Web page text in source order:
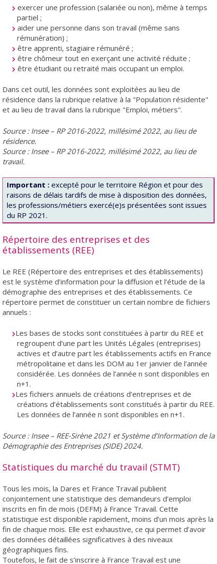
exercer une profession (salariée ou non), même à temps
partiel ;
aider une personne dans son travail (même sans
rémunération) ;
être apprenti, stagiaire rémunéré ;
être chômeur tout en exerçant une activité réduite ;
être étudiant ou retraité mais occupant un emploi.
Dans cet outil, les données sont exploitées au lieu de
résidence dans la rubrique relative à la "Population résidente"
et au lieu de travail dans la rubrique "Emploi, métiers".
Source : Insee – RP 2016-2022, millésimé 2022, au lieu de
résidence.
Source : Insee – RP 2016-2022, millésimé 2022, au lieu de
travail.
Important :excepté pour le territoire Région et pour des
raisons de délais tardifs de mise à disposition des données,
les professions/métiers exercé(e)s présentées sont issues
du RP 2021.
Répertoire des entreprises et des
établissements (REE)
Le REE (Répertoire des entreprises et des établissements)
est le système d’information pour la diffusion et l’étude de la
démographie des entreprises et des établissements. Ce
répertoire permet de constituer un certain nombre de fichiers
annuels :
Les bases de stocks sont constituées à partir du REE et
regroupent d’une part les Unités Légales (entreprises)
actives et d’autre part les établissements actifs en France
métropolitaine et dans les DOM au 1er janvier de l’année
considérée. Les données de l’année n sont disponibles en
n+1.
Les fichiers annuels de créations d’entreprises et de
créations d’établissements sont constitués à partir du REE.
Les données de l’année n sont disponibles en n+1.
Source : Insee – REE-Sirène 2021 et Système d’Information de la
Démographie des Entreprises (SIDE) 2024.
Statistiques du marché du travail (STMT)
Tous les mois, la Dares et France Travail publient
conjointement une statistique des demandeurs d’emploi
inscrits en fin de mois (DEFM) à France Travail. Cette
statistique est disponible rapidement, moins d’un mois après la
fin de chaque mois. Elle est exhaustive, ce qui permet d’avoir
des données détaillées significatives à des niveaux
géographiques fins.
Toutefois, le fait de s’inscrire à France Travail est une